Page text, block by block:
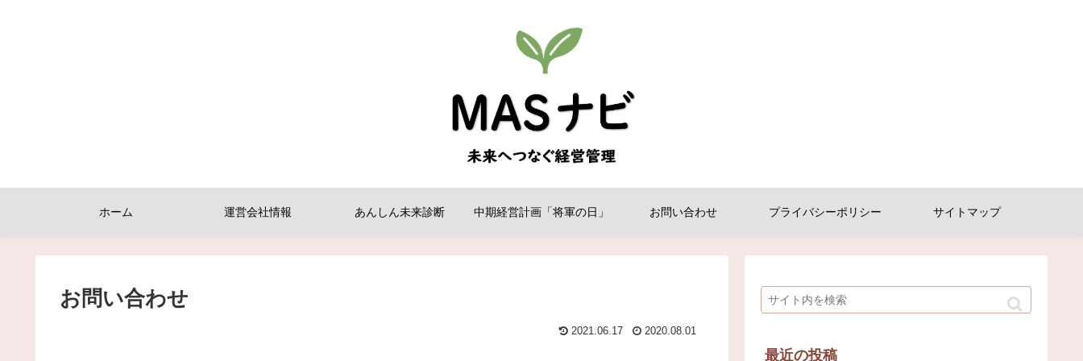
ホーム 運営会社情報 あんしん未来診断 中期経営計画「将軍の日」 お問い合わせ プライバシーポリシー サイトマップ
お問い合わせ
2021.06.17 2020.08.01
最近の投稿